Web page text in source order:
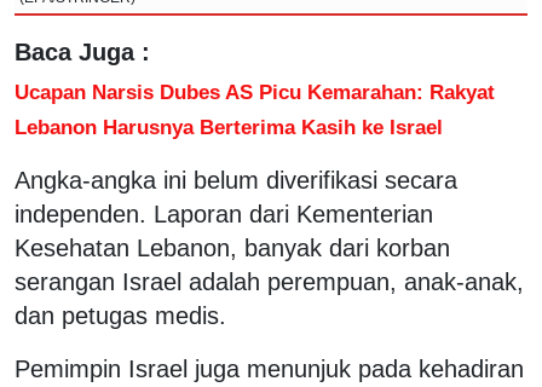
Baca Juga :
Ucapan Narsis Dubes AS Picu Kemarahan: Rakyat
Lebanon Harusnya Berterima Kasih ke Israel
Angka-angka ini belum diverifikasi secara
independen. Laporan dari Kementerian
Kesehatan Lebanon, banyak dari korban
serangan Israel adalah perempuan, anak-anak,
dan petugas medis.
Pemimpin Israel juga menunjuk pada kehadiran